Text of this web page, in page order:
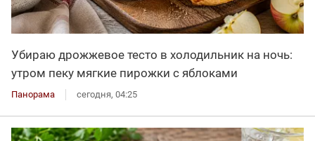
Убираю дрожжевое тесто в холодильник на ночь:
утром пеку мягкие пирожки с яблоками
Панорама сегодня, 04:25